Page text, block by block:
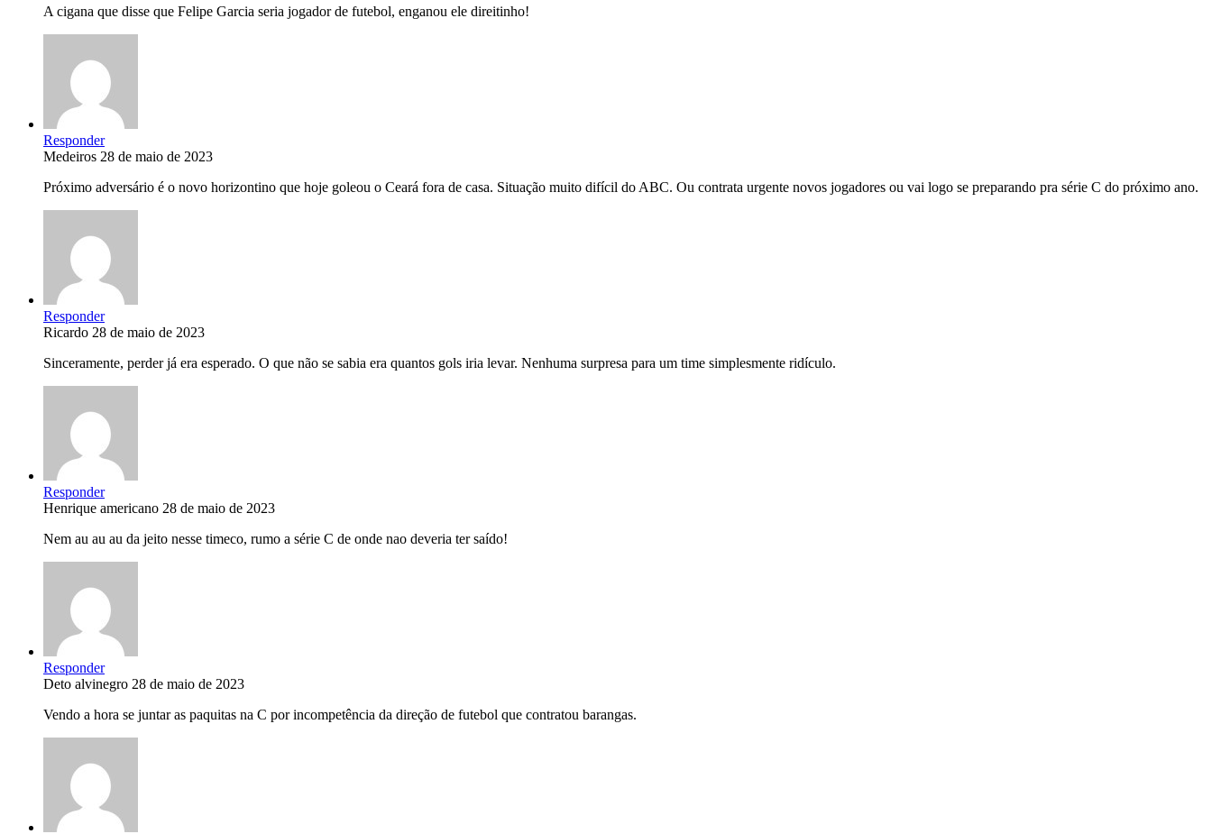
A cigana que disse que Felipe Garcia seria jogador de futebol, enganou ele direitinho!
Responder
Medeiros 28 de maio de 2023
Próximo adversário é o novo horizontino que hoje goleou o Ceará fora de casa. Situação muito difícil do ABC. Ou contrata urgente novos jogadores ou vai logo se preparando pra série C do próximo ano.
Responder
Ricardo 28 de maio de 2023
Sinceramente, perder já era esperado. O que não se sabia era quantos gols iria levar. Nenhuma surpresa para um time simplesmente ridículo.
Responder
Henrique americano 28 de maio de 2023
Nem au au au da jeito nesse timeco, rumo a série C de onde nao deveria ter saído!
Responder
Deto alvinegro 28 de maio de 2023
Vendo a hora se juntar as paquitas na C por incompetência da direção de futebol que contratou barangas.